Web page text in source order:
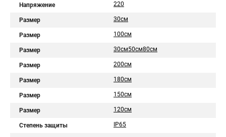
Напряжение 220
Размер 30см
Размер 100см
Размер 30см50см80см
Размер 200см
Размер 180см
Размер 150см
Размер 120см
Степень защиты IP65